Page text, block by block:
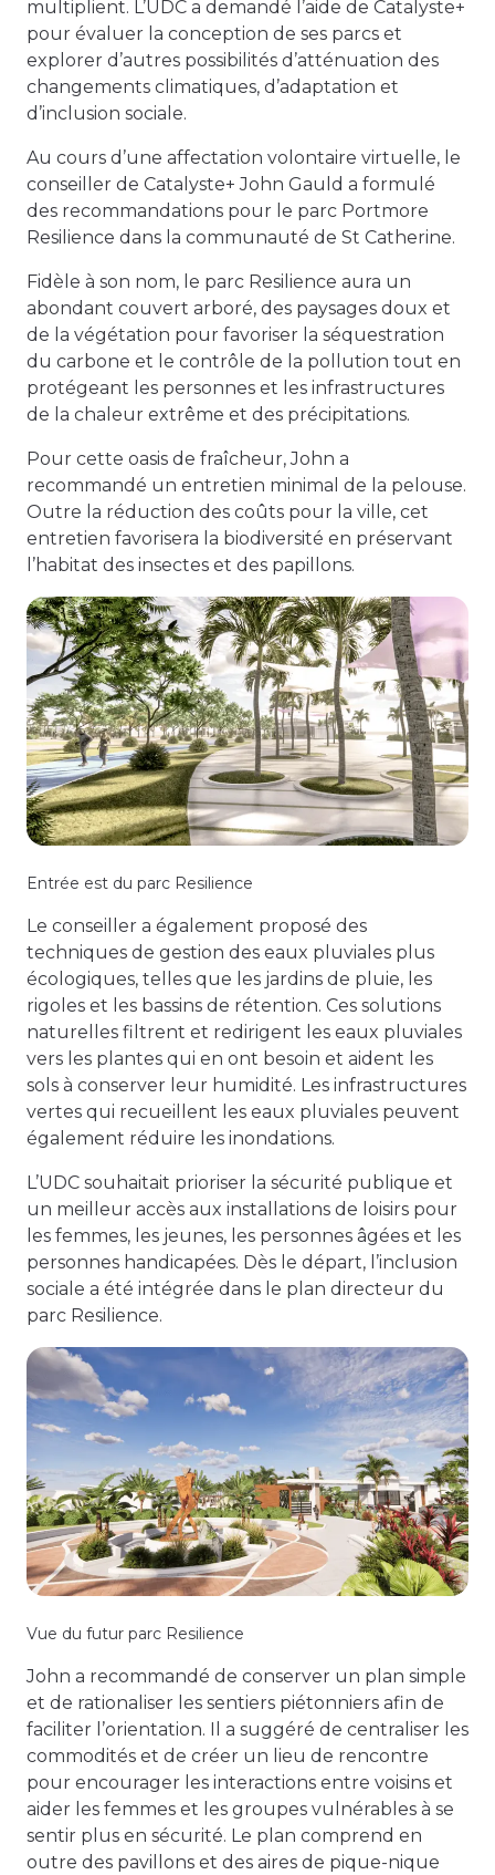
multiplient. L’UDC a demandé l’aide de Catalyste+
pour évaluer la conception de ses parcs et
explorer d’autres possibilités d’atténuation des
changements climatiques, d’adaptation et
d’inclusion sociale.
Au cours d’une affectation volontaire virtuelle, le
conseiller de Catalyste+ John Gauld a formulé
des recommandations pour le parc Portmore
Resilience dans la communauté de St Catherine.
Fidèle à son nom, le parc Resilience aura un
abondant couvert arboré, des paysages doux et
de la végétation pour favoriser la séquestration
du carbone et le contrôle de la pollution tout en
protégeant les personnes et les infrastructures
de la chaleur extrême et des précipitations.
Pour cette oasis de fraîcheur, John a
recommandé un entretien minimal de la pelouse.
Outre la réduction des coûts pour la ville, cet
entretien favorisera la biodiversité en préservant
l’habitat des insectes et des papillons.
Entrée est du parc Resilience
Le conseiller a également proposé des
techniques de gestion des eaux pluviales plus
écologiques, telles que les jardins de pluie, les
rigoles et les bassins de rétention. Ces solutions
naturelles filtrent et redirigent les eaux pluviales
vers les plantes qui en ont besoin et aident les
sols à conserver leur humidité. Les infrastructures
vertes qui recueillent les eaux pluviales peuvent
également réduire les inondations.
L’UDC souhaitait prioriser la sécurité publique et
un meilleur accès aux installations de loisirs pour
les femmes, les jeunes, les personnes âgées et les
personnes handicapées. Dès le départ, l’inclusion
sociale a été intégrée dans le plan directeur du
parc Resilience.
Vue du futur parc Resilience
John a recommandé de conserver un plan simple
et de rationaliser les sentiers piétonniers afin de
faciliter l’orientation. Il a suggéré de centraliser les
commodités et de créer un lieu de rencontre
pour encourager les interactions entre voisins et
aider les femmes et les groupes vulnérables à se
sentir plus en sécurité. Le plan comprend en
outre des pavillons et des aires de pique-nique